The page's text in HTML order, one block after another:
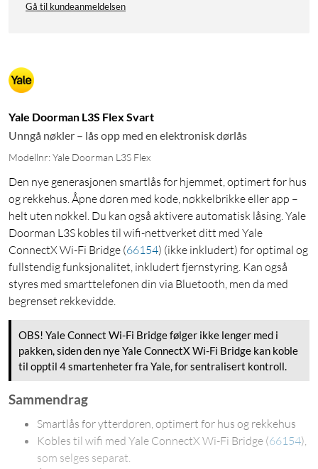
Gå til kundeanmeldelsen
Yale Doorman L3S Flex Svart
Unngå nøkler – lås opp med en elektronisk dørlås
Modellnr: Yale Doorman L3S Flex
Den nye generasjonen smartlås for hjemmet, optimert for hus
og rekkehus. Åpne døren med kode, nøkkelbrikke eller app –
helt uten nøkkel. Du kan også aktivere automatisk låsing. Yale
Doorman L3S kobles til wifi-nettverket ditt med Yale
ConnectX Wi-Fi Bridge (66154) (ikke inkludert) for optimal og
fullstendig funksjonalitet, inkludert fjernstyring. Kan også
styres med smarttelefonen din via Bluetooth, men da med
begrenset rekkevidde.
OBS! Yale Connect Wi-Fi Bridge følger ikke lenger med i
pakken, siden den nye Yale ConnectX Wi-Fi Bridge kan koble
til opptil 4 smartenheter fra Yale, for sentralisert kontroll.
Sammendrag
Smartlås for ytterdøren, optimert for hus og rekkehus
Kobles til wifi med Yale ConnectX Wi-Fi Bridge (66154),
som selges separat.